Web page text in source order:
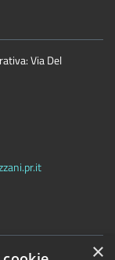
Via Del
×